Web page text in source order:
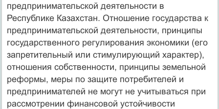
предпринимательской деятельности в
Республике Казахстан. Отношение государства к
предпринимательской деятельности, принципы
государственного регулирования экономики (его
запретительный или стимулирующий характер),
отношения собственности, принципы земельной
реформы, меры по защите потребителей и
предпринимателей не могут не учитываться при
рассмотрении финансовой устойчивости